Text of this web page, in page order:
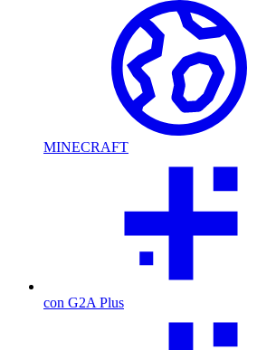
MINECRAFT
con G2A Plus